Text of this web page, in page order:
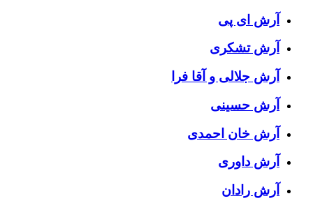
آرش ای پی
آرش تشکری
آرش جلالی و آقا فرا
آرش حسینی
آرش خان احمدی
آرش داوری
آرش رادان